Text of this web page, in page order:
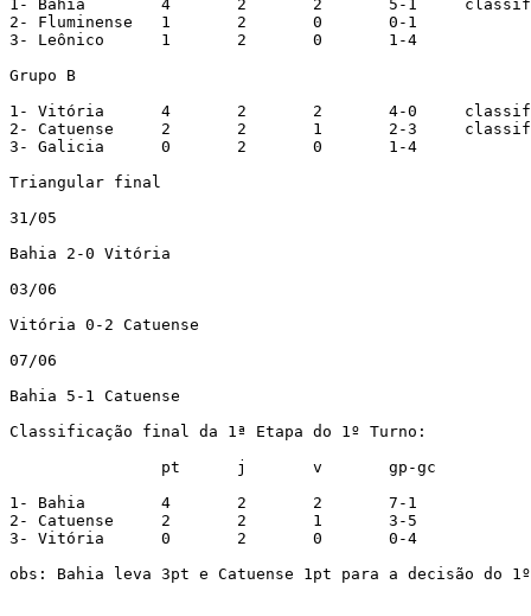
1- Bahia	4	2	2	5-1	classificado
2- Fluminense	1	2	0	0-1
3- Leônico	1	2	0	1-4
Grupo B
1- Vitória	4	2	2	4-0	classificado
2- Catuense	2	2	1	2-3	classificado
3- Galicia	0	2	0	1-4
Triangular final
31/05
Bahia 2-0 Vitória
03/06
Vitória 0-2 Catuense
07/06
Bahia 5-1 Catuense
Classificação final da 1ª Etapa do 1º Turno:
1- Bahia	4	2	2	7-1
2- Catuense	2	2	1	3-5
3- Vitória	0	2	0	0-4
obs: Bahia leva 3pt e Catuense 1pt para a decisão do